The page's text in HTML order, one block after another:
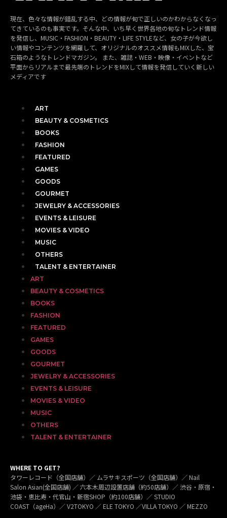
現在、色々な情報が錯乱する中、どの情報が旬で正しいのかわからなくなっ
てきているのも事実です。そんな中、いち早く世界各地の旬なトレンド情報
を発信し、MUSIC・FASHION・BEAUTY・LIFE STYLEなど、女の子が今欲し
い情報やコンテンツを網羅して、オリジナルのオススメ情報もMIXした、宝
石箱のようなトレンドマガジン。 また、雑誌・WEB・映像・イベントなど
平面からリアルまで最先端のトレンドをMIXして情報を発信していく新しい
メディアです
ART
BEAUTY & COSMETICS
BOOKS
FASHION
FEATURED
GAMES
GOODS
GOURMET
JEWELRY & ACCESSORIES
EVENTS & LEISURE
MOVIES & VIDEO
MUSIC
OTHERS
TALENT & ENTERTAINER
ART
BEAUTY & COSMETICS
BOOKS
FASHION
FEATURED
GAMES
GOODS
GOURMET
JEWELRY & ACCESSORIES
EVENTS & LEISURE
MOVIES & VIDEO
MUSIC
OTHERS
TALENT & ENTERTAINER
WHERE TO GET?
タワーレコード（全国店舗）／ ムラサキスポーツ（全国店舗）／ Nail
Salon Asian(全国店舗) ／ 六本木周辺設置店舗（約50店舗）／ 渋谷・原宿・
池袋・恵比寿・代官山・新宿SHOP（約100店舗）／ STUDIO
COAST（ageHa）／ V2TOKYO ／ ELE TOKYO ／VILLA TOKYO ／ MEZZO